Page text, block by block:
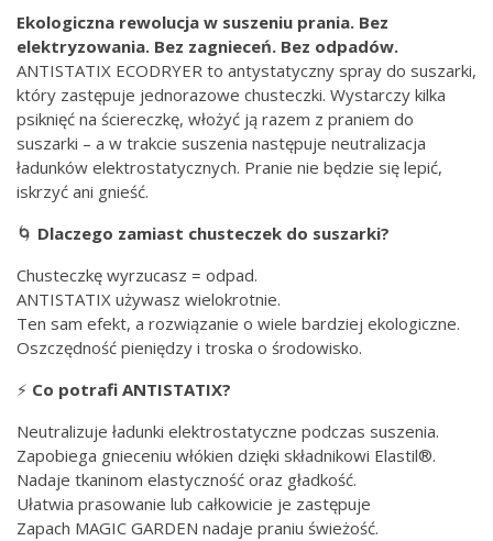
Ekologiczna rewolucja w suszeniu prania. Bez
elektryzowania. Bez zagnieceń. Bez odpadów.
ANTISTATIX ECODRYER to antystatyczny spray do suszarki,
który zastępuje jednorazowe chusteczki. Wystarczy kilka
psiknięć na ściereczkę, włożyć ją razem z praniem do
suszarki – a w trakcie suszenia następuje neutralizacja
ładunków elektrostatycznych. Pranie nie będzie się lepić,
iskrzyć ani gnieść.
🌀 Dlaczego zamiast chusteczek do suszarki?
Chusteczkę wyrzucasz = odpad.
ANTISTATIX używasz wielokrotnie.
Ten sam efekt, a rozwiązanie o wiele bardziej ekologiczne.
Oszczędność pieniędzy i troska o środowisko.
⚡ Co potrafi ANTISTATIX?
Neutralizuje ładunki elektrostatyczne podczas suszenia.
Zapobiega gnieceniu włókien dzięki składnikowi Elastil®.
Nadaje tkaninom elastyczność oraz gładkość.
Ułatwia prasowanie lub całkowicie je zastępuje
Zapach MAGIC GARDEN nadaje praniu świeżość.